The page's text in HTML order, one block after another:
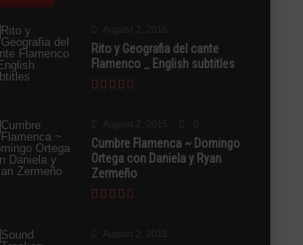
Rito y Geografia del cante
Flamenco _ English subtitles
Cumbre Flamenca ~ Domingo
Ortega con Daniela y Ryan
Zermeño